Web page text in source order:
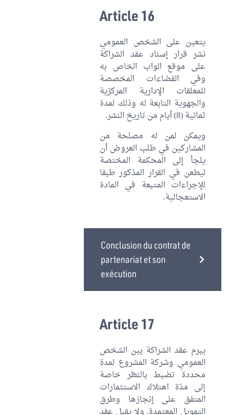
Article 16
يتعين على الشخص العمومي
نشر قرار إسناد عقد الشراكة
على موقع الواب الخاص به
وفي الفضاءات المخصصة
للمعلقات الإدارية المركزية
والجهوية التابعة له وذلك لمدة
ثمانية (8) أيام من تاريخ النشر.
ويمكن لمن له مصلحة من
المشاركين في طلب العروض أن
يلجأ إلى المحكمة المختصة
ليطعن في القرار المذكور طبقا
للإجراءات المتبعة في المادة
الاستعجالية.
Conclusion du contrat de
partenariat et son
exécution
Article 17
يبرم عقد الشراكة بين الشخص
العمومي وشركة المشروع لمدة
محددة تضبط بالنظر خاصة
إلى مدّة اهتلاك الاستثمارات
المتفق على إنجازها وطرق
التمويل المعتمدة. ولا يقبل عقد